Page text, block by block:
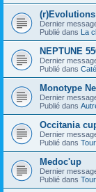
Dernier
Publié dans La
NEPTUNE
Dernier
Publié dans
Monotype
Dernier
Publié dans
Occitania
Dernier
Publié dans
Medoc'up
Dernier
Publié dans